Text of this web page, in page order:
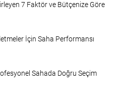
7 Faktör ve Bütçenize Göre
İçin Saha Performansı
Sahada Doğru Seçim